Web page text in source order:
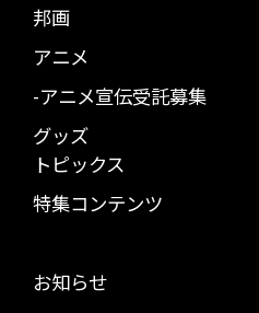
邦画
アニメ
-アニメ宣伝受託募集
グッズ
トピックス
特集コンテンツ
お知らせ